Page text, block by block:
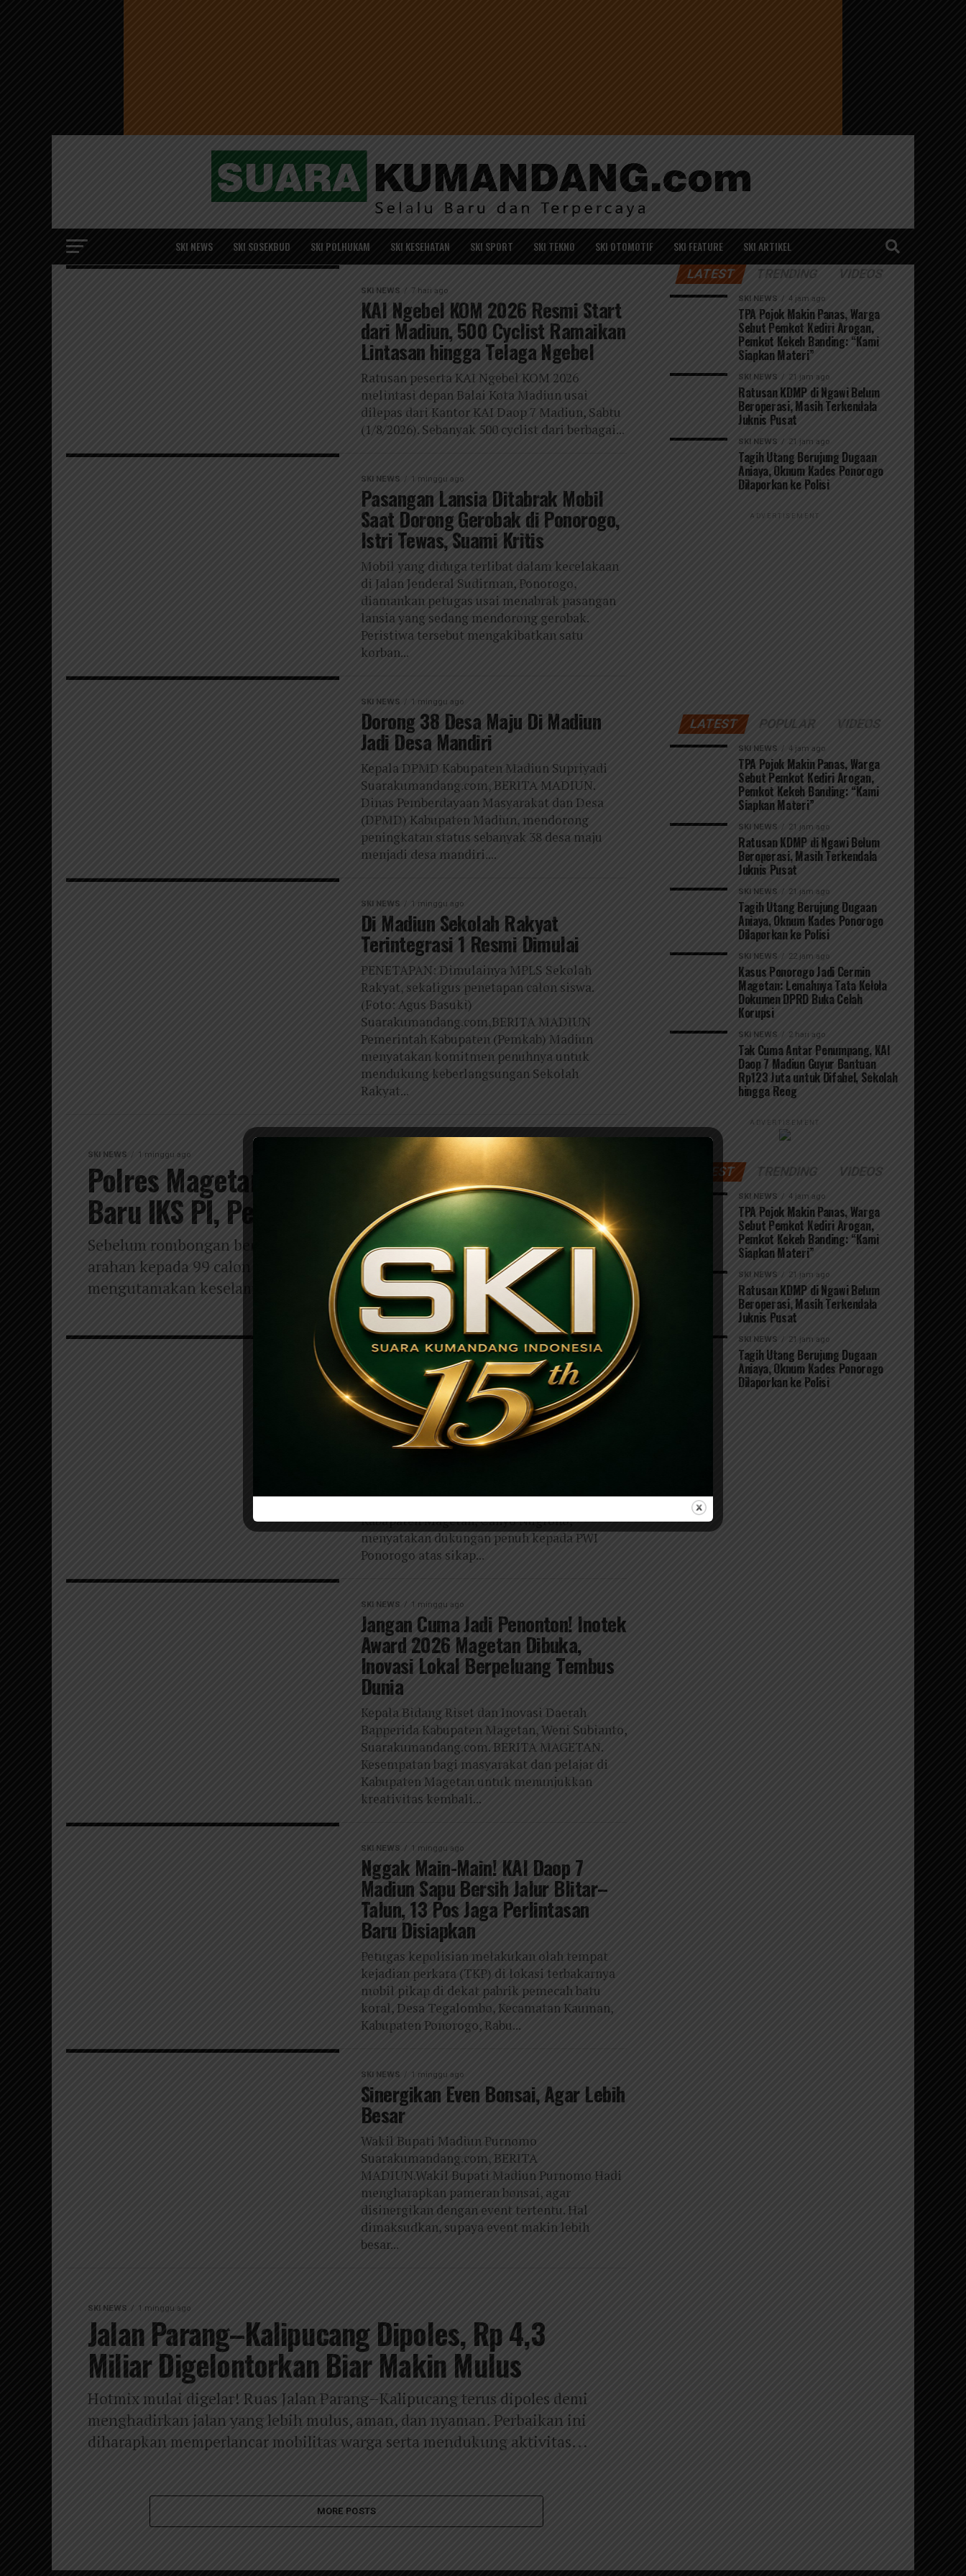
SKI NEWS SKI SOSEKBUD SKI POLHUKAM SKI KESEHATAN SKI SPORT SKI TEKNO SKI OTOMOTIF SKI FEATURE SKI ARTIKEL
SKI NEWS 7 hari ago
KAI Ngebel KOM 2026 Resmi Start
dari Madiun, 500 Cyclist Ramaikan
Lintasan hingga Telaga Ngebel
Ratusan peserta KAI Ngebel KOM 2026
melintasi depan Balai Kota Madiun usai
dilepas dari Kantor KAI Daop 7 Madiun, Sabtu
(1/8/2026). Sebanyak 500 cyclist dari berbagai...
SKI NEWS 1 minggu ago
Pasangan Lansia Ditabrak Mobil
Saat Dorong Gerobak di Ponorogo,
Istri Tewas, Suami Kritis
Mobil yang diduga terlibat dalam kecelakaan
di Jalan Jenderal Sudirman, Ponorogo,
diamankan petugas usai menabrak pasangan
lansia yang sedang mendorong gerobak.
Peristiwa tersebut mengakibatkan satu
korban...
SKI NEWS 1 minggu ago
Dorong 38 Desa Maju Di Madiun
Jadi Desa Mandiri
Kepala DPMD Kabupaten Madiun Supriyadi
Suarakumandang.com, BERITA MADIUN.
Dinas Pemberdayaan Masyarakat dan Desa
(DPMD) Kabupaten Madiun, mendorong
peningkatan status sebanyak 38 desa maju
menjadi desa mandiri....
SKI NEWS 1 minggu ago
Di Madiun Sekolah Rakyat
Terintegrasi 1 Resmi Dimulai
PENETAPAN: Dimulainya MPLS Sekolah
Rakyat, sekaligus penetapan calon siswa.
(Foto: Agus Basuki)
Suarakumandang.com,BERITA MADIUN
Pemerintah Kabupaten (Pemkab) Madiun
menyatakan komitmen penuhnya untuk
mendukung keberlangsungan Sekolah
Rakyat...
SKI NEWS 1 minggu ago
Polres Magetan Full Kawal 99 Calon Warga
Baru IKS PI, Perjalanan Dijaga Tetap Kondusif
Sebelum rombongan berangkat, personel Polres Magetan memberikan
arahan kepada 99 calon warga baru IKS PI Kera Sakti Cabang Magetan agar
mengutamakan keselamatan, mematuhi aturan lalu lintas,...
1 minggu ago
Ketua PWI Magetan Nyatakan
Dukungan Penuh untuk PWI
Ponorogo, Soroti Dugaan
Penghalangan Tugas Jurnalistik
Kabupaten Magetan, Cahyo Nugroho,
menyatakan dukungan penuh kepada PWI
Ponorogo atas sikap...
SKI NEWS 1 minggu ago
Jangan Cuma Jadi Penonton! Inotek
Award 2026 Magetan Dibuka,
Inovasi Lokal Berpeluang Tembus
Dunia
Kepala Bidang Riset dan Inovasi Daerah
Bapperida Kabupaten Magetan, Weni Subianto,
Suarakumandang.com. BERITA MAGETAN.
Kesempatan bagi masyarakat dan pelajar di
Kabupaten Magetan untuk menunjukkan
kreativitas kembali...
SKI NEWS 1 minggu ago
Nggak Main-Main! KAI Daop 7
Madiun Sapu Bersih Jalur Blitar–
Talun, 13 Pos Jaga Perlintasan
Baru Disiapkan
Petugas kepolisian melakukan olah tempat
kejadian perkara (TKP) di lokasi terbakarnya
mobil pikap di dekat pabrik pemecah batu
koral, Desa Tegalombo, Kecamatan Kauman,
Kabupaten Ponorogo, Rabu...
SKI NEWS 1 minggu ago
Sinergikan Even Bonsai, Agar Lebih
Besar
Wakil Bupati Madiun Purnomo
Suarakumandang.com, BERITA
MADIUN.Wakil Bupati Madiun Purnomo Hadi
mengharapkan pameran bonsai, agar
disinergikan dengan event tertentu. Hal
dimaksudkan, supaya event makin lebih
besar...
SKI NEWS 1 minggu ago
Jalan Parang–Kalipucang Dipoles, Rp 4,3
Miliar Digelontorkan Biar Makin Mulus
Hotmix mulai digelar! Ruas Jalan Parang–Kalipucang terus dipoles demi
menghadirkan jalan yang lebih mulus, aman, dan nyaman. Perbaikan ini
diharapkan memperlancar mobilitas warga serta mendukung aktivitas...
MORE POSTS
LATEST TRENDING VIDEOS
SKI NEWS 4 jam ago
TPA Pojok Makin Panas, Warga
Sebut Pemkot Kediri Arogan,
Pemkot Kekeh Banding: “Kami
Siapkan Materi”
SKI NEWS 21 jam ago
Ratusan KDMP di Ngawi Belum
Beroperasi, Masih Terkendala
Juknis Pusat
SKI NEWS 21 jam ago
Tagih Utang Berujung Dugaan
Aniaya, Oknum Kades Ponorogo
Dilaporkan ke Polisi
ADVERTISEMENT
LATEST POPULAR VIDEOS
SKI NEWS 4 jam ago
TPA Pojok Makin Panas, Warga
Sebut Pemkot Kediri Arogan,
Pemkot Kekeh Banding: “Kami
Siapkan Materi”
SKI NEWS 21 jam ago
Ratusan KDMP di Ngawi Belum
Beroperasi, Masih Terkendala
Juknis Pusat
SKI NEWS 21 jam ago
Tagih Utang Berujung Dugaan
Aniaya, Oknum Kades Ponorogo
Dilaporkan ke Polisi
SKI NEWS 22 jam ago
Kasus Ponorogo Jadi Cermin
Magetan: Lemahnya Tata Kelola
Dokumen DPRD Buka Celah
Korupsi
SKI NEWS 2 hari ago
Tak Cuma Antar Penumpang, KAI
Daop 7 Madiun Guyur Bantuan
Rp123 Juta untuk Difabel, Sekolah
hingga Reog
ADVERTISEMENT
LATEST TRENDING VIDEOS
SKI NEWS 4 jam ago
TPA Pojok Makin Panas, Warga
Sebut Pemkot Kediri Arogan,
Pemkot Kekeh Banding: “Kami
Siapkan Materi”
SKI NEWS 21 jam ago
Ratusan KDMP di Ngawi Belum
Beroperasi, Masih Terkendala
Juknis Pusat
SKI NEWS 21 jam ago
Tagih Utang Berujung Dugaan
Aniaya, Oknum Kades Ponorogo
Dilaporkan ke Polisi